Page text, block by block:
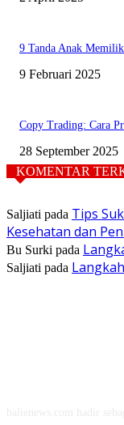
9 Tanda Anak
9 Februari 2025
Copy Trading: Cara
28 September 2025
KOMENTAR
Saljiati pada Tips
Kesehatan dan
Bu Surki pada
Saljiati pada